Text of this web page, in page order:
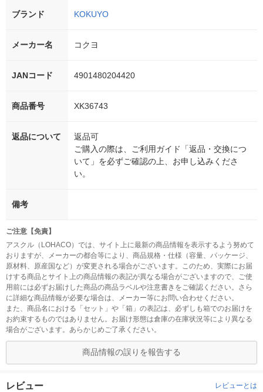
ブランド KOKUYO
メーカー名 コクヨ
JANコード 4901480204420
商品番号 XK36743
返品について
返品可
ご購入の際は、ご利用ガイド「返品・交換につ
いて」を必ずご確認の上、お申し込みくださ
い。
備考
ご注意【免責】
アスクル（LOHACO）では、サイト上に最新の商品情報を表示するよう努めて
おりますが、メーカーの都合等により、商品規格・仕様（容量、パッケージ、
原材料、原産国など）が変更される場合がございます。このため、実際にお届
けする商品とサイト上の商品情報の表記が異なる場合がございますので、ご使
用前には必ずお届けした商品の商品ラベルや注意書きをご確認ください。さら
に詳細な商品情報が必要な場合は、メーカー等にお問い合わせください。
また、商品名における「セット」や「箱」の表記は、必ずしも箱でのお届けを
お約束するものではありません。お届け形態は倉庫の在庫状況等により異なる
場合がございます。あらかじめご了承ください。
商品情報の誤りを報告する
レビュー レビューとは